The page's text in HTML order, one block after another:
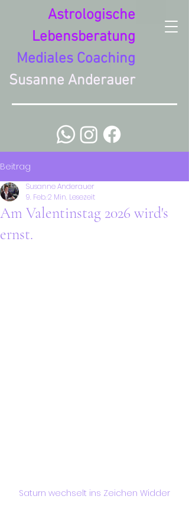
Astrologische
Lebensberatung
Mediales Coaching
Susanne Anderauer
Beitrag
Am Valentinstag 2026 wird's
ernst.
Susanne Anderauer
9. Feb.2 Min. Lesezeit
Saturn wechselt ins Zeichen Widder